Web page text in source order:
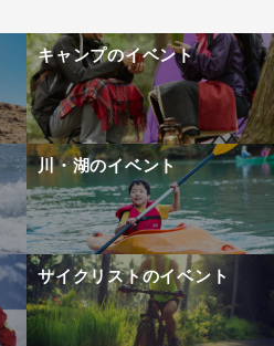
キャンプのイベント
川・湖のイベント
サイクリストのイベント